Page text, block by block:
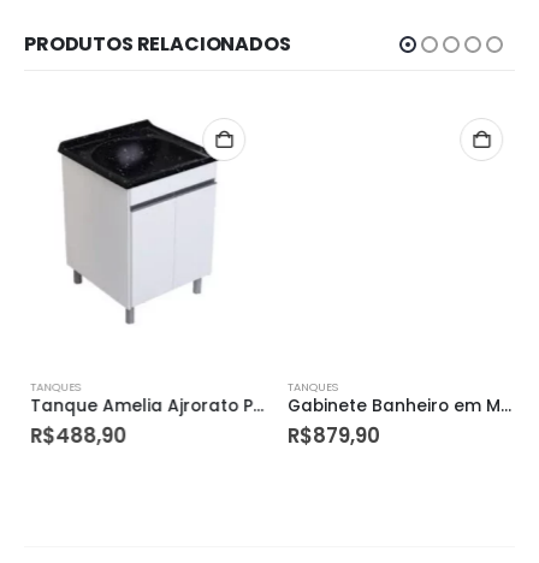
PRODUTOS RELACIONADOS
TANQUES
Tanque Amelia Ajrorato Preto
R$488,90
TANQUES
Gabinete Banheiro em Mdf com Cuba 80cm Mgm Milano Cinza
R$879,90